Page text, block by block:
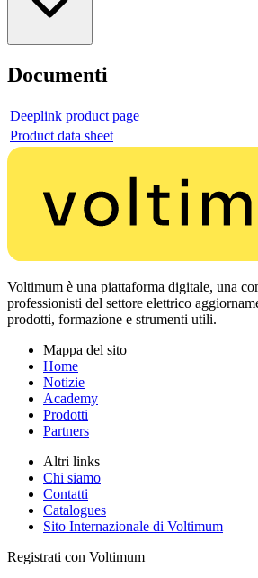
Documenti
Deeplink product page
Product data sheet
Voltimum è una piattaforma digitale, una
professionisti del settore elettrico
prodotti, formazione e strumenti utili.
Mappa del sito
Home
Notizie
Academy
Prodotti
Partners
Altri links
Chi siamo
Contatti
Catalogues
Sito Internazionale di Voltimum
Registrati con Voltimum